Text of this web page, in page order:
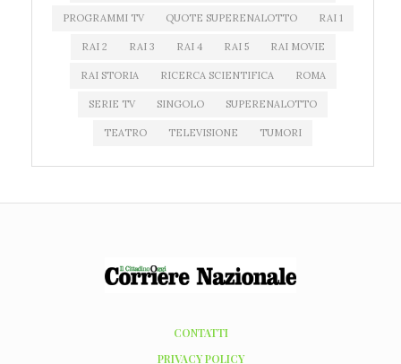
PROGRAMMI TV QUOTE SUPERENALOTTO RAI 1
RAI 2 RAI 3 RAI 4 RAI 5 RAI MOVIE
RAI STORIA RICERCA SCIENTIFICA ROMA
SERIE TV SINGOLO SUPERENALOTTO
TEATRO TELEVISIONE TUMORI
CONTATTI
PRIVACY POLICY